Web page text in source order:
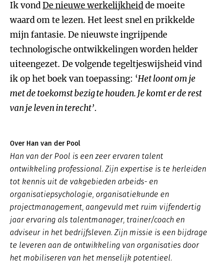
Ik vondDe nieuwe werkelijkheidde moeite
waard om te lezen. Het leest snel en prikkelde
mijn fantasie. De nieuwste ingrijpende
technologische ontwikkelingen worden helder
uiteengezet. De volgende tegeltjeswijsheid vind
ik op het boek van toepassing: ‘Het loont om je
met de toekomst bezig te houden. Je komt er de rest
van je leven in terecht’.
Over Han van der Pool
Han van der Pool is een zeer ervaren talent
ontwikkeling professional. Zijn expertise is te herleiden
tot kennis uit de vakgebieden arbeids- en
organisatiepsychologie, organisatiekunde en
projectmanagement, aangevuld met ruim vijfendertig
jaar ervaring als talentmanager, trainer/coach en
adviseur in het bedrijfsleven. Zijn missie is een bijdrage
te leveren aan de ontwikkeling van organisaties door
het mobiliseren van het menselijk potentieel.